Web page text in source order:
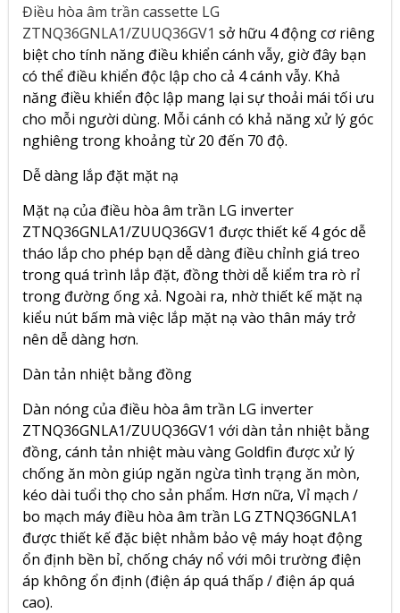
Điều hòa âm trần cassette LG
ZTNQ36GNLA1/ZUUQ36GV1 sở hữu 4 động cơ riêng
biệt cho tính năng điều khiển cánh vẫy, giờ đây bạn
có thể điều khiển độc lập cho cả 4 cánh vẫy. Khả
năng điều khiển độc lập mang lại sự thoải mái tối ưu
cho mỗi người dùng. Mỗi cánh có khả năng xử lý góc
nghiêng trong khoảng từ 20 đến 70 độ.
Dễ dàng lắp đặt mặt nạ
Mặt nạ của điều hòa âm trần LG inverter
ZTNQ36GNLA1/ZUUQ36GV1 được thiết kế 4 góc dễ
tháo lắp cho phép bạn dễ dàng điều chỉnh giá treo
trong quá trình lắp đặt, đồng thời dễ kiểm tra rò rỉ
trong đường ống xả. Ngoài ra, nhờ thiết kế mặt nạ
kiểu nút bấm mà việc lắp mặt nạ vào thân máy trở
nên dễ dàng hơn.
Dàn tản nhiệt bằng đồng
Dàn nóng của điều hòa âm trần LG inverter
ZTNQ36GNLA1/ZUUQ36GV1 với dàn tản nhiệt bằng
đồng, cánh tản nhiệt màu vàng Goldfin được xử lý
chống ăn mòn giúp ngăn ngừa tình trạng ăn mòn,
kéo dài tuổi thọ cho sản phẩm. Hơn nữa, Vỉ mạch /
bo mạch máy điều hòa âm trần LG ZTNQ36GNLA1
được thiết kế đặc biệt nhằm bảo vệ máy hoạt động
ổn định bền bỉ, chống cháy nổ với môi trường điện
áp không ổn định (điện áp quá thấp / điện áp quá
cao).